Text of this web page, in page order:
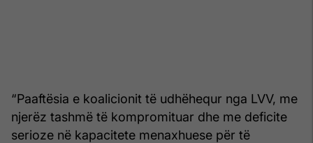
“Paaftësia e koalicionit të udhëhequr nga LVV, me
njerëz tashmë të kompromituar dhe me deficite
serioze në kapacitete menaxhuese për të